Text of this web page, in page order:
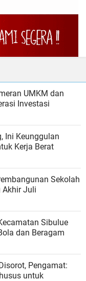
UMKM dan
Investasi
Ini Keunggulan
Kerja Berat
Sekolah
Akhir Juli
Sibulue
dan Beragam
Pengamat:
untuk